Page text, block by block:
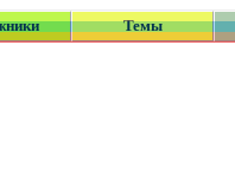
Темы